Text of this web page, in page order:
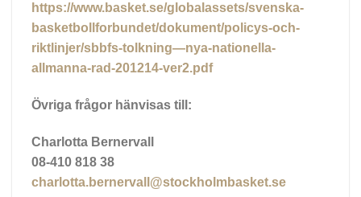
https://www.basket.se/globalassets/svenska-
basketbollforbundet/dokument/policys-och-
riktlinjer/sbbfs-tolkning—nya-nationella-
allmanna-rad-201214-ver2.pdf
Övriga frågor hänvisas till:
Charlotta Bernervall
08-410 818 38
charlotta.bernervall@stockholmbasket.se